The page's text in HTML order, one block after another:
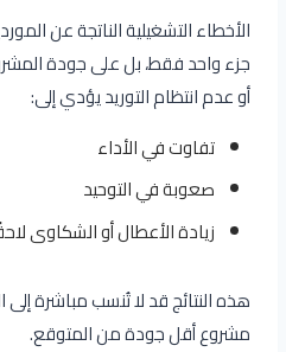
الأخطاء التشغيلية الناتجة عن
جزء واحد فقط، بل على جودة
أو عدم انتظام التوريد يؤدي إلى:
تفاوت في الأداء
صعوبة في التوحيد
زيادة الأعطال أو الشكاوى
هذه النتائج قد لا تُنسب مباشرة
مشروع أقل جودة من المتوقع.